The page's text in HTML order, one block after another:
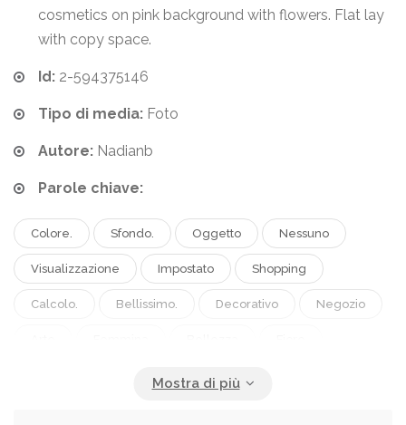
cosmetics on pink background with flowers. Flat lay
with copy space.
Id: 2-594375146
Tipo di media: Foto
Autore: Nadianb
Parole chiave:
Colore. Sfondo. Oggetto Nessuno
Visualizzazione Impostato Shopping
Calcolo. Bellissimo. Decorativo Negozio
Accessorio